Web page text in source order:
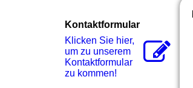
Kontaktformular
Klicken Sie hier,
um zu unserem
Kon­takt­for­mu­lar
zu kommen!